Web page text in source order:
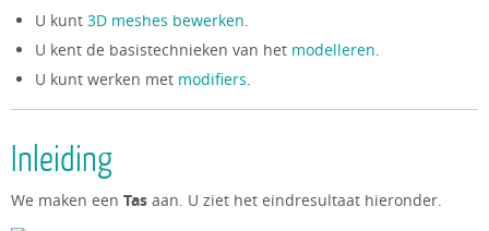
U kunt3D meshes bewerken.
U kent de basistechnieken van het modelleren.
U kunt werken met modifiers.
Inleiding
We maken een Tas aan. U ziet het eindresultaat hieronder.